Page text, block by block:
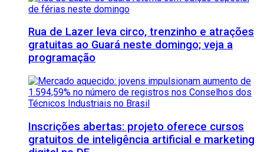
Rua de Lazer leva circo, trenzinho e atrações
gratuitas ao Guará neste domingo; veja a
programação
Inscrições abertas: projeto oferece cursos
gratuitos de inteligência artificial e marketing